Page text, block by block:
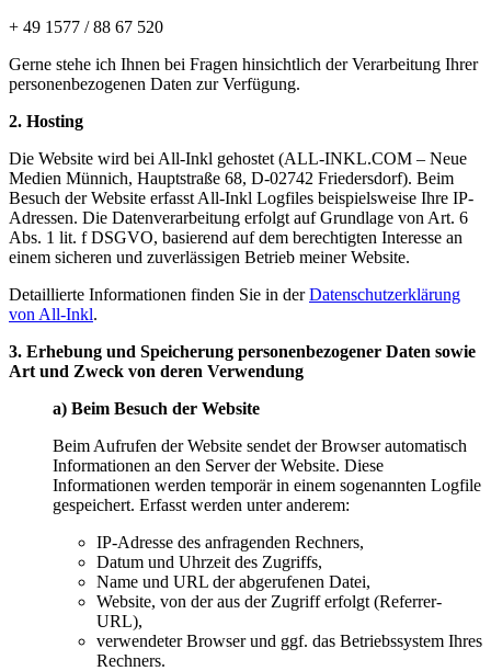
+ 49 1577 / 88 67 520
Gerne stehe ich Ihnen bei Fragen hinsichtlich der Verarbeitung Ihrer
personenbezogenen Daten zur Verfügung.
2. Hosting
Die Website wird bei All-Inkl gehostet (ALL-INKL.COM – Neue
Medien Münnich, Hauptstraße 68, D-02742 Friedersdorf). Beim
Besuch der Website erfasst All-Inkl Logfiles beispielsweise Ihre IP-
Adressen. Die Datenverarbeitung erfolgt auf Grundlage von Art. 6
Abs. 1 lit. f DSGVO, basierend auf dem berechtigten Interesse an
einem sicheren und zuverlässigen Betrieb meiner Website.
Detaillierte Informationen finden Sie in derDatenschutzerklärung
von All-Inkl.
3. Erhebung und Speicherung personenbezogener Daten sowie
Art und Zweck von deren Verwendung
a) Beim Besuch der Website
Beim Aufrufen der Website sendet der Browser automatisch
Informationen an den Server der Website. Diese
Informationen werden temporär in einem sogenannten Logfile
gespeichert. Erfasst werden unter anderem:
IP-Adresse des anfragenden Rechners,
Datum und Uhrzeit des Zugriffs,
Name und URL der abgerufenen Datei,
Website, von der aus der Zugriff erfolgt (Referrer-
URL),
verwendeter Browser und ggf. das Betriebssystem Ihres
Rechners.